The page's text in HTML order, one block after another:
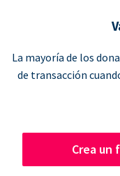
La mayoría de los
de transacción
Crea un